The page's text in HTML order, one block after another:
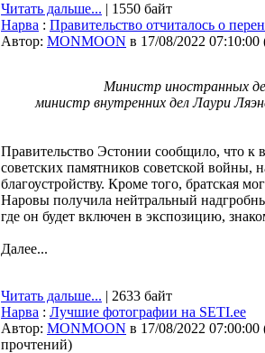
Читать дальше... | 1550 байт
Нарва : Правительство отчиталось о
Автор: MONMOON в 17/08/2022 07:10:00
Министр иностранных
министр внутренних дел Лаури
Правительство Эстонии сообщило, что к
советских памятников советской
благоустройству. Кроме того, братская
Наровы получила нейтральный
где он будет включен в экспозицию,
Далее...
Читать дальше... | 2633 байт
Нарва : Лучшие фотографии на SETI.ee
Автор: MONMOON в 17/08/2022 07:00:00
прочтений)